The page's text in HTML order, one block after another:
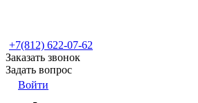
+7(812) 622-07-62
Заказать звонок
Задать вопрос
Войти